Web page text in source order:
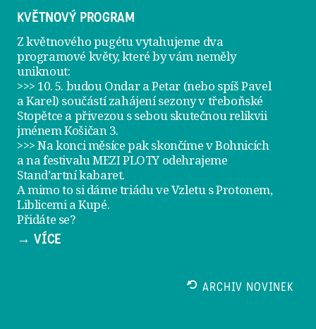
KVĚTNOVÝ PROGRAM
Z květnového pugétu vytahujeme dva
programové květy, které by vám neměly
uniknout:
>>> 10. 5. budou Ondar a Petar (nebo spíš Pavel
a Karel) součástí zahájení sezony vtřeboňské
Stopětce a přivezou s sebou skutečnou relikvii
jménemKošičan 3.
>>> Na konci měsíce pak skončíme v Bohnicích
a na festivaluMEZI PLOTY odehrajeme
Stand’artní kabaret.
A mimo to si dámetriádu ve Vzletu s Protonem,
Liblicemi a Kupé.
Přidáte se?
→ VÍCE
ARCHIV NOVINEK